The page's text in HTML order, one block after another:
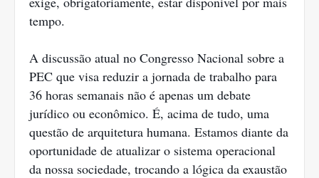
tempo.
A discussão atual no Congresso Nacional sobre a
PEC que visa reduzir a jornada de trabalho para
36 horas semanais não é apenas um debate
jurídico ou econômico. É, acima de tudo, uma
questão de arquitetura humana. Estamos diante da
oportunidade de atualizar o sistema operacional
da nossa sociedade, trocando a lógica da exaustão